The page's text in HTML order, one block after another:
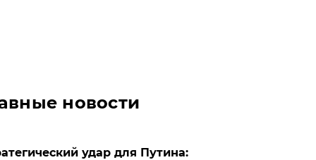
новости
удар для Путина: